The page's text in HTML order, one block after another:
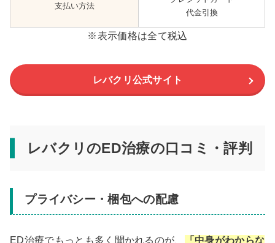
支払い方法
代金引換
※表示価格は全て税込
レバクリ公式サイト
レバクリのED治療の口コミ・評判
プライバシー・梱包への配慮
ED治療でもっとも多く聞かれるのが、 「中身がわからな